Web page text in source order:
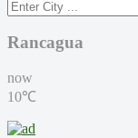
Rancagua
now
10℃